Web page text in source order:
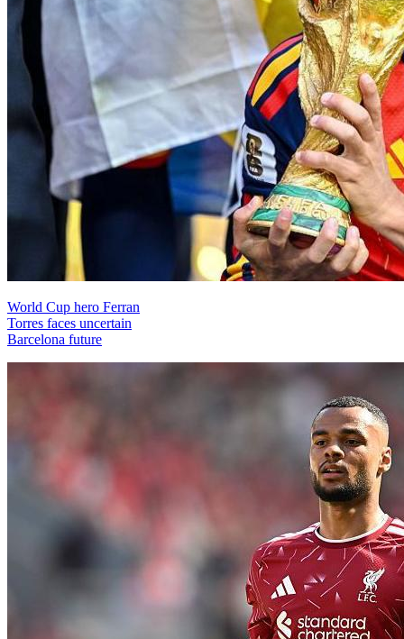
World Cup hero Ferran
Torres faces uncertain
Barcelona future